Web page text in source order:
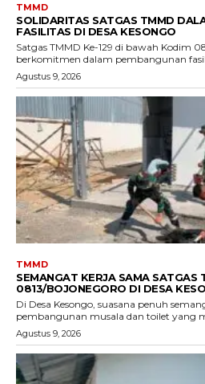
TMMD
SOLIDARITAS SATGAS TMMD
FASILITAS DI DESA KESONGO
Satgas TMMD Ke-129 di bawah Kodim
berkomitmen dalam pembangunan
Agustus 9, 2026
TMMD
SEMANGAT KERJA SAMA SATGAS
0813/BOJONEGORO DI DESA
Di Desa Kesongo, suasana penuh
pembangunan musala dan toilet yang
Agustus 9, 2026